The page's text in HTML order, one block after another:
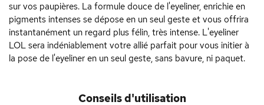
sur vos paupières. La formule douce de l'eyeliner, enrichie en
pigments intenses se dépose en un seul geste et vous offrira
instantanément un regard plus félin, très intense. L'eyeliner
LOL sera indéniablement votre allié parfait pour vous initier à
la pose de l'eyeliner en un seul geste, sans bavure, ni paquet.
Conseils d'utilisation